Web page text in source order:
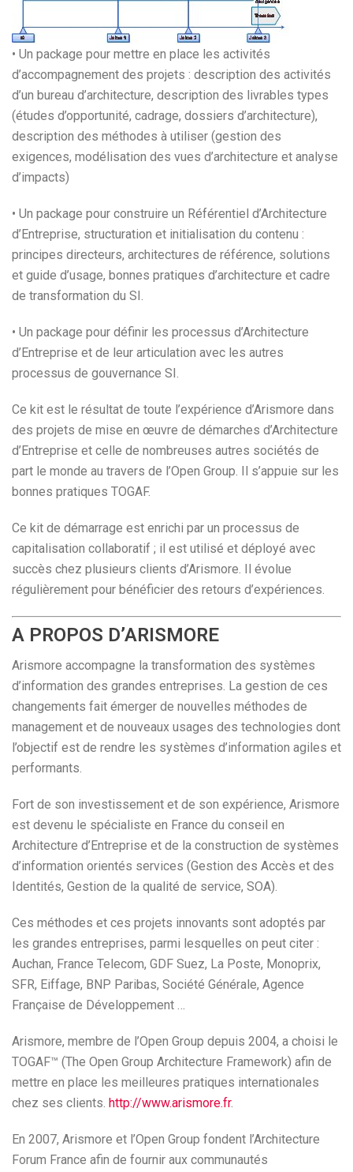
• Un package pour mettre en place les activités
d’accompagnement des projets : description des activités
d’un bureau d’architecture, description des livrables types
(études d’opportunité, cadrage, dossiers d’architecture),
description des méthodes à utiliser (gestion des
exigences, modélisation des vues d’architecture et analyse
d’impacts)
• Un package pour construire un Référentiel d’Architecture
d’Entreprise, structuration et initialisation du contenu :
principes directeurs, architectures de référence, solutions
et guide d’usage, bonnes pratiques d’architecture et cadre
de transformation du SI.
• Un package pour définir les processus d’Architecture
d’Entreprise et de leur articulation avec les autres
processus de gouvernance SI.
Ce kit est le résultat de toute l’expérience d’Arismore dans
des projets de mise en œuvre de démarches d’Architecture
d’Entreprise et celle de nombreuses autres sociétés de
part le monde au travers de l’Open Group. Il s’appuie sur les
bonnes pratiques TOGAF.
Ce kit de démarrage est enrichi par un processus de
capitalisation collaboratif ; il est utilisé et déployé avec
succès chez plusieurs clients d’Arismore. Il évolue
régulièrement pour bénéficier des retours d’expériences.
A PROPOS D’ARISMORE
Arismore accompagne la transformation des systèmes
d’information des grandes entreprises. La gestion de ces
changements fait émerger de nouvelles méthodes de
management et de nouveaux usages des technologies dont
l’objectif est de rendre les systèmes d’information agiles et
performants.
Fort de son investissement et de son expérience, Arismore
est devenu le spécialiste en France du conseil en
Architecture d’Entreprise et de la construction de systèmes
d’information orientés services (Gestion des Accès et des
Identités, Gestion de la qualité de service, SOA).
Ces méthodes et ces projets innovants sont adoptés par
les grandes entreprises, parmi lesquelles on peut citer :
Auchan, France Telecom, GDF Suez, La Poste, Monoprix,
SFR, Eiffage, BNP Paribas, Société Générale, Agence
Française de Développement …
Arismore, membre de l’Open Group depuis 2004, a choisi le
TOGAF™ (The Open Group Architecture Framework) afin de
mettre en place les meilleures pratiques internationales
chez ses clients. http://www.arismore.fr.
En 2007, Arismore et l’Open Group fondent l’Architecture
Forum France afin de fournir aux communautés